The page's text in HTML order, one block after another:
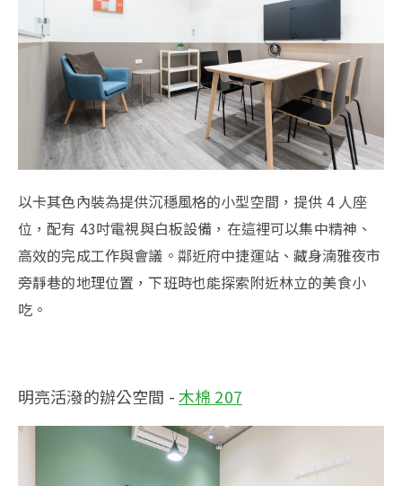
以卡其色內裝為提供沉穩風格的小型空間，提供 4 人座
位，配有 43吋電視與白板設備，在這裡可以集中精神、
高效的完成工作與會議。鄰近府中捷運站、藏身湳雅夜市
旁靜巷的地理位置，下班時也能探索附近林立的美食小
吃。
明亮活潑的辦公空間 -木棉 207